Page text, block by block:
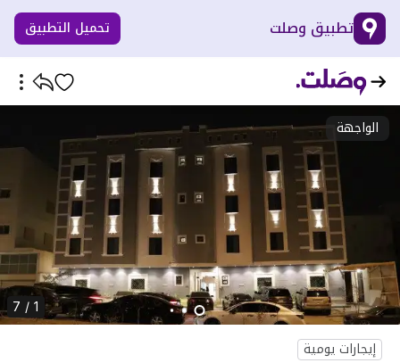
تطبيق وصلت تحميل التطبيق
الواجهة
1 / 7
إيجارات يومية